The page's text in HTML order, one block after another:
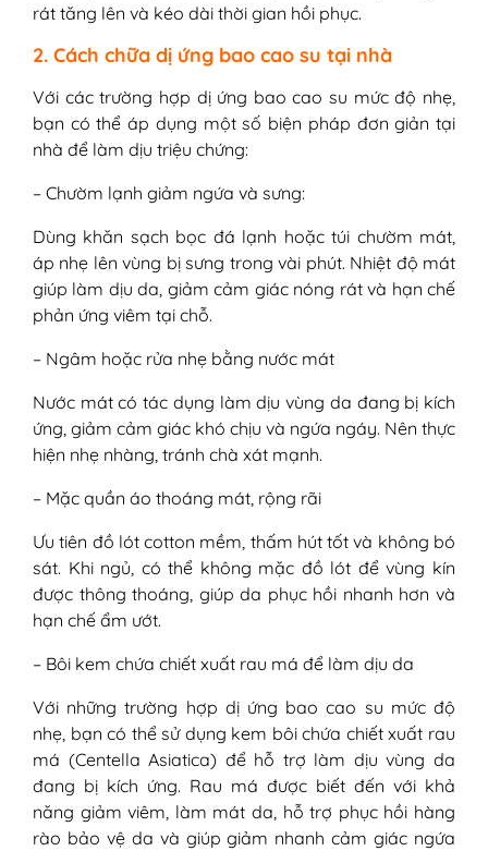
rát tăng lên và kéo dài thời gian hồi phục.
2. Cách chữa dị ứng bao cao su tại nhà
Với các trường hợp dị ứng bao cao su mức độ nhẹ,
bạn có thể áp dụng một số biện pháp đơn giản tại
nhà để làm dịu triệu chứng:
– Chườm lạnh giảm ngứa và sưng:
Dùng khăn sạch bọc đá lạnh hoặc túi chườm mát,
áp nhẹ lên vùng bị sưng trong vài phút. Nhiệt độ mát
giúp làm dịu da, giảm cảm giác nóng rát và hạn chế
phản ứng viêm tại chỗ.
– Ngâm hoặc rửa nhẹ bằng nước mát
Nước mát có tác dụng làm dịu vùng da đang bị kích
ứng, giảm cảm giác khó chịu và ngứa ngáy. Nên thực
hiện nhẹ nhàng, tránh chà xát mạnh.
– Mặc quần áo thoáng mát, rộng rãi
Ưu tiên đồ lót cotton mềm, thấm hút tốt và không bó
sát. Khi ngủ, có thể không mặc đồ lót để vùng kín
được thông thoáng, giúp da phục hồi nhanh hơn và
hạn chế ẩm ướt.
– Bôi kem chứa chiết xuất rau má để làm dịu da
Với những trường hợp dị ứng bao cao su mức độ
nhẹ, bạn có thể sử dụng kem bôi chứa chiết xuất rau
má (Centella Asiatica) để hỗ trợ làm dịu vùng da
đang bị kích ứng. Rau má được biết đến với khả
năng giảm viêm, làm mát da, hỗ trợ phục hồi hàng
rào bảo vệ da và giúp giảm nhanh cảm giác ngứa